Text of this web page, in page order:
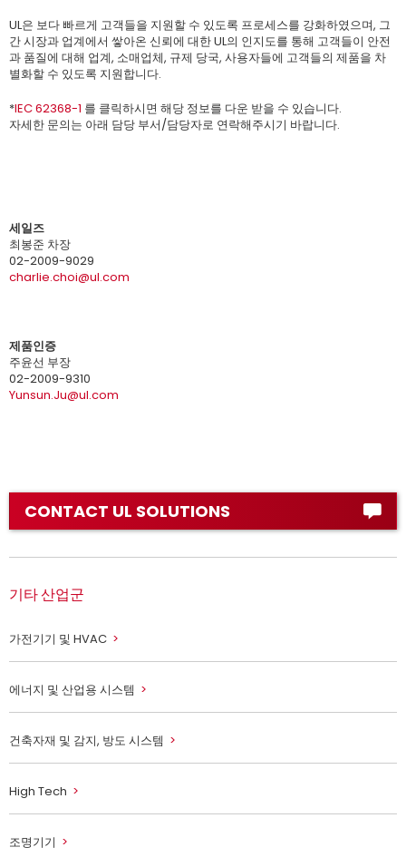
UL은 보다 빠르게 고객들을 지원할 수 있도록 프로세스를 강화하였으며, 그
간 시장과 업계에서 쌓아온 신뢰에 대한 UL의 인지도를 통해 고객들이 안전
과 품질에 대해 업계, 소매업체, 규제 당국, 사용자들에 고객들의 제품을 차
별화할 수 있도록 지원합니다.
*IEC 62368-1 를 클릭하시면 해당 정보를 다운 받을 수 있습니다.
자세한 문의는 아래 담당 부서/담당자로 연락해주시기 바랍니다.
세일즈
최봉준 차장
02-2009-9029
charlie.choi@ul.com
제품인증
주윤선 부장
02-2009-9310
Yunsun.Ju@ul.com
CONTACT UL SOLUTIONS
기타 산업군
가전기기 및 HVAC
에너지 및 산업용 시스템
건축자재 및 감지, 방도 시스템
High Tech
조명기기